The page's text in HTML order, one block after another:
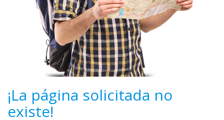
¡La página solicitada no
existe!